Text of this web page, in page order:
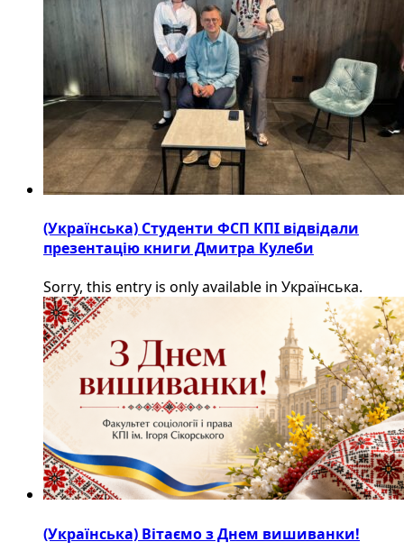
(Українська) Студенти ФСП КПІ відвідали
презентацію книги Дмитра Кулеби
Sorry, this entry is only available in Українська.
(Українська) Вітаємо з Днем вишиванки!